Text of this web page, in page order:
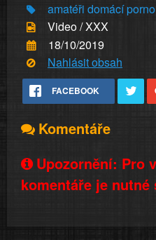
amatéři domácí porno
Video / XXX
18/10/2019
Nahlásit obsah
FACEBOOK
Komentáře
Upozornění: Pro
komentáře je